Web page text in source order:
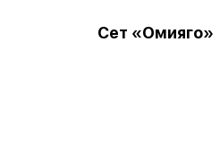
Сет «Омияго»